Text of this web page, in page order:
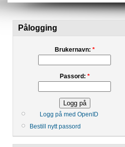
Pålogging
Brukernavn: *
Passord: *
Logg på med OpenID
Bestill nytt passord